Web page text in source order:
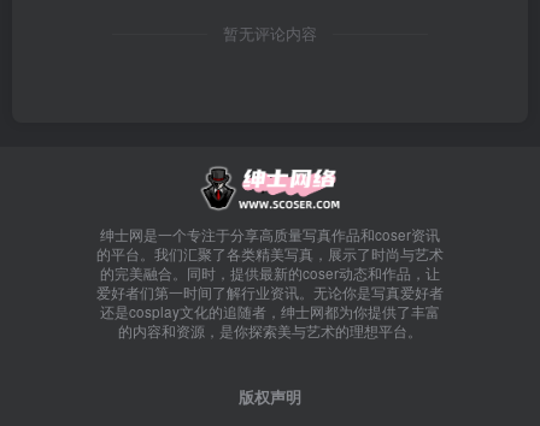
暂无评论内容
绅士网是一个专注于分享高质量写真作品和coser资讯
的平台。我们汇聚了各类精美写真，展示了时尚与艺术
的完美融合。同时，提供最新的coser动态和作品，让
爱好者们第一时间了解行业资讯。无论你是写真爱好者
还是cosplay文化的追随者，绅士网都为你提供了丰富
的内容和资源，是你探索美与艺术的理想平台。
版权声明